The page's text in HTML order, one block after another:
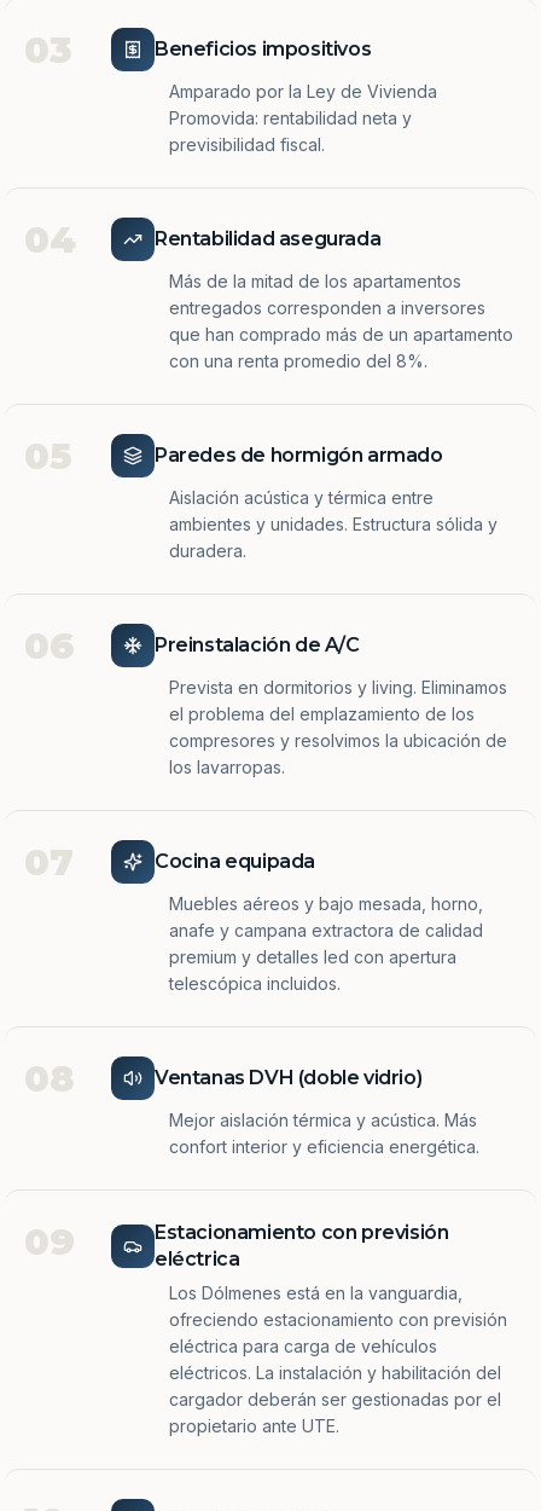
03 Beneficios impositivos
Amparado por la Ley de Vivienda
Promovida: rentabilidad neta y
previsibilidad fiscal.
04 Rentabilidad asegurada
Más de la mitad de los apartamentos
entregados corresponden a inversores
que han comprado más de un apartamento
con una renta promedio del 8%.
05 Paredes de hormigón armado
Aislación acústica y térmica entre
ambientes y unidades. Estructura sólida y
duradera.
06 Preinstalación de A/C
Prevista en dormitorios y living. Eliminamos
el problema del emplazamiento de los
compresores y resolvimos la ubicación de
los lavarropas.
07 Cocina equipada
Muebles aéreos y bajo mesada, horno,
anafe y campana extractora de calidad
premium y detalles led con apertura
telescópica incluidos.
08 Ventanas DVH (doble vidrio)
Mejor aislación térmica y acústica. Más
confort interior y eficiencia energética.
09
Estacionamiento con previsión
eléctrica
Los Dólmenes está en la vanguardia,
ofreciendo estacionamiento con previsión
eléctrica para carga de vehículos
eléctricos. La instalación y habilitación del
cargador deberán ser gestionadas por el
propietario ante UTE.